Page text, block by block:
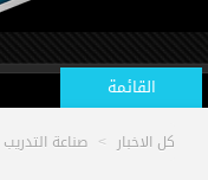
القائمة
الرئيسية
كل الاخبار > صناعة التدريب